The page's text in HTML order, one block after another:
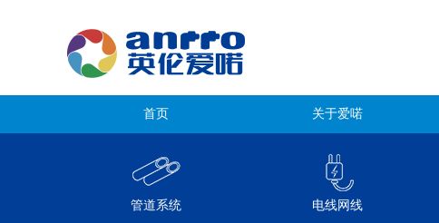
首页 关于爱喏
管道系统 电线网线